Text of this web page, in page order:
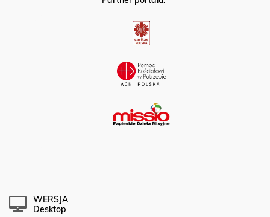
Partner portalu:
WERSJA